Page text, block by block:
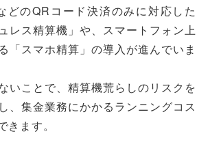
どのQRコード決済のみに対応した
レス精算機」や、スマートフォン上
「スマホ精算」の導入が進んでいま
いことで、精算機荒らしのリスクを
、集金業務にかかるランニングコス
きます。